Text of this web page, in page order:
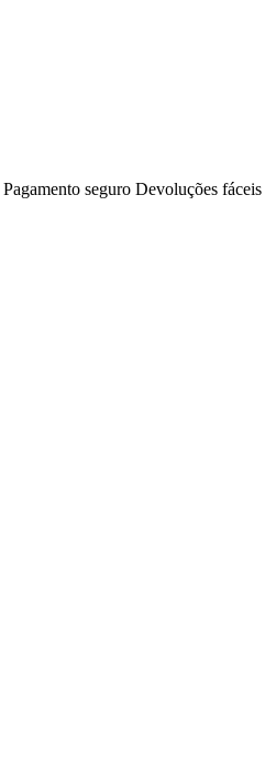
Pagamento seguro Devoluções fáceis